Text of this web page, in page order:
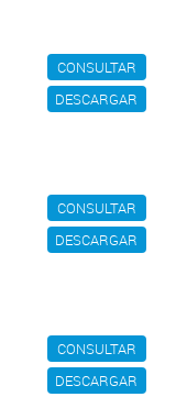
CONSULTAR
DESCARGAR
CONSULTAR
DESCARGAR
CONSULTAR
DESCARGAR